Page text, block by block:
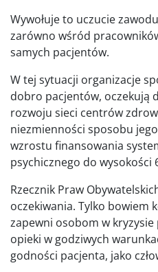
Wywołuje to uczucie
zarówno wśród
samych pacjentów.
W tej sytuacji organizacje
dobro pacjentów, oczekują
rozwoju sieci centrów
niezmienności sposobu
wzrostu finansowania
psychicznego do wysokości
Rzecznik Praw
oczekiwania. Tylko
zapewni osobom w
opieki w godziwych
godności pacjenta, jako